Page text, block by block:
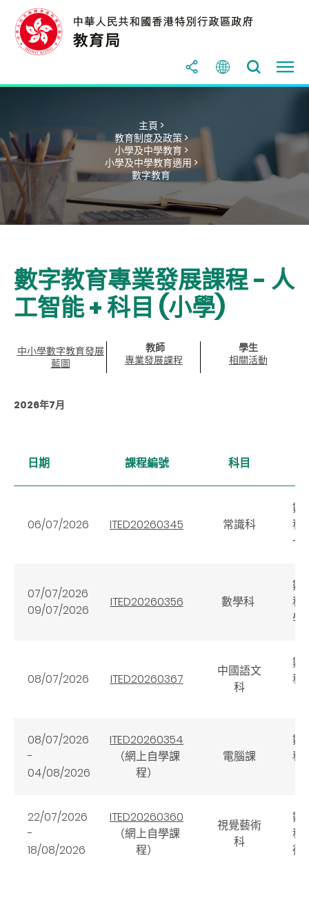
主頁 >
教育制度及政策 >
小學及中學教育 >
小學及中學教育適用 >
數字教育
數字教育專業發展課程 - 人
工智能 + 科目 (小學)
中小學數字教育發展
藍圖
教師
專業發展課程
學生
相關活動
2026年7月
日期 課程編號 科目
06/07/2026 ITED20260345 常識科
數
科
一
07/07/2026
09/07/2026
ITED20260356 數學科
數
科
學
08/07/2026 ITED20260367
中國語文
科
數
科
08/07/2026
-
04/08/2026
ITED20260354
（網上自學課
程）
電腦課
數
科
22/07/2026
-
18/08/2026
ITED20260360
（網上自學課
程）
視覺藝術
科
數
科
術